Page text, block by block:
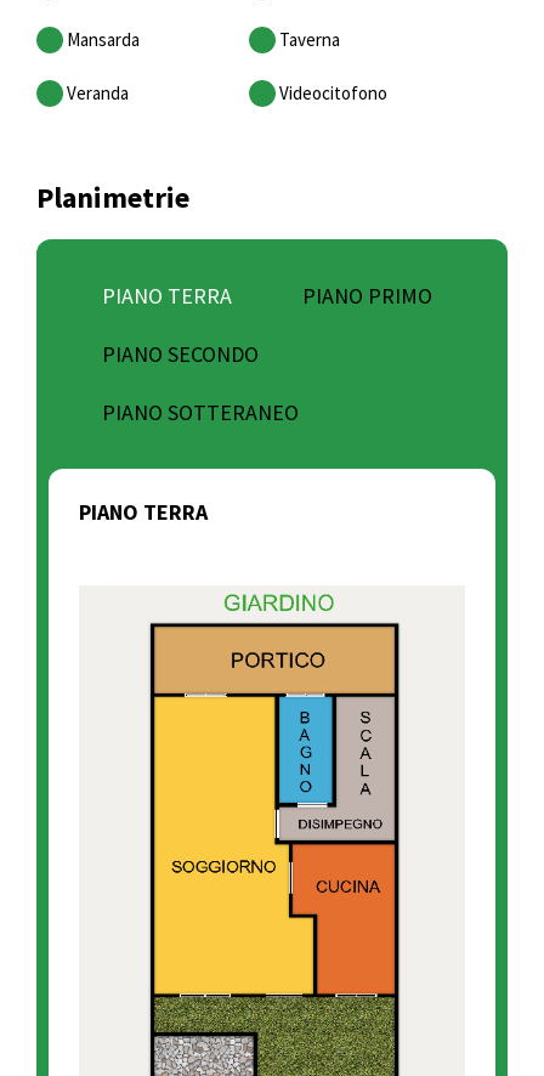
Mansarda Taverna
Veranda Videocitofono
Planimetrie
PIANO TERRA PIANO PRIMO
PIANO SECONDO
PIANO SOTTERANEO
PIANO TERRA